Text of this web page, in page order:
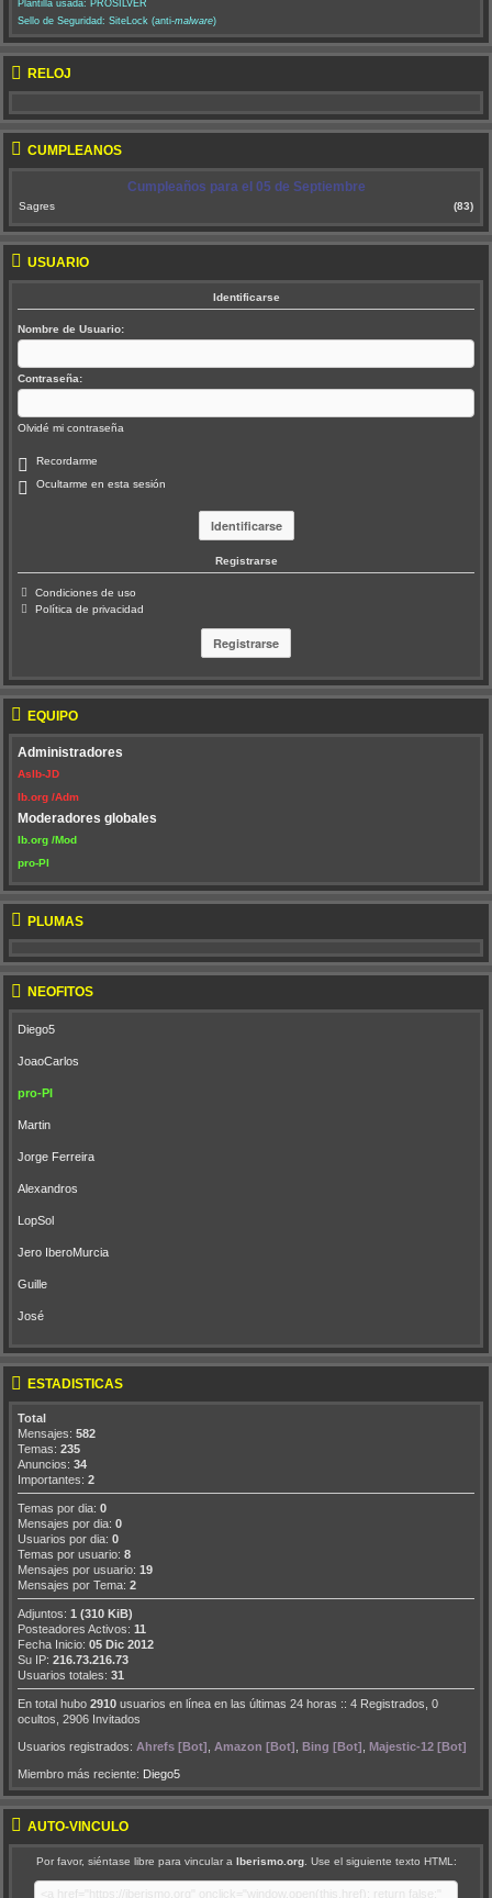
Plantilla usada: PROSILVER
Sello de Seguridad: SiteLock (anti-malware)
RELOJ
CUMPLEAÑOS
Cumpleaños para el 05 de Septiembre
Sagres (83)
USUARIO
Identificarse
Nombre de Usuario:
Contraseña:
Olvidé mi contraseña
Recordarme
Ocultarme en esta sesión
Registrarse
Condiciones de uso
Política de privacidad
EQUIPO
Administradores
AsIb-JD
Ib.org /Adm
Moderadores globales
Ib.org /Mod
pro-PI
PLUMAS
NEÓFITOS
Diego5
JoaoCarlos
pro-PI
Martin
Jorge Ferreira
Alexandros
LopSol
Jero IberoMurcia
Guille
José
ESTADÍSTICAS
Total
Mensajes: 582
Temas: 235
Anuncios: 34
Importantes: 2
Temas por dia: 0
Mensajes por dia: 0
Usuarios por dia: 0
Temas por usuario: 8
Mensajes por usuario: 19
Mensajes por Tema: 2
Adjuntos: 1 (310 KiB)
Posteadores Activos: 11
Fecha Inicio: 05 Dic 2012
Su IP: 216.73.216.73
Usuarios totales: 31
En total hubo 2910 usuarios en línea en las últimas 24 horas :: 4 Registrados, 0
ocultos, 2906 Invitados
Usuarios registrados: Ahrefs [Bot] Amazon [Bot] Bing [Bot] Majestic-12 [Bot]
Miembro más reciente: Diego5
AUTO-VÍNCULO
Por favor, siéntase libre para vincular a Iberismo.org. Use el siguiente texto HTML: